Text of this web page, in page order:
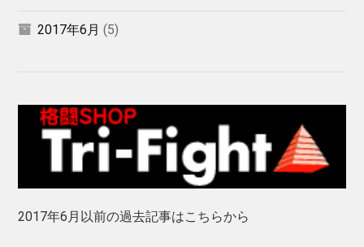
2017年6月 (5)
2017年6月以前の過去記事はこちらから